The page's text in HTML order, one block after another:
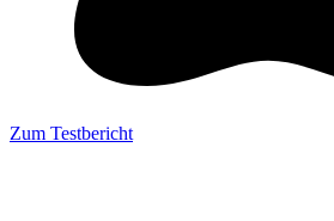
Zum Testbericht